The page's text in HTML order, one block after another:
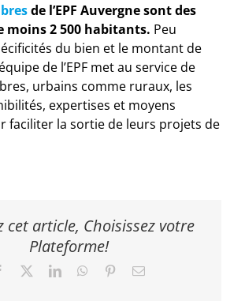
de l’EPF Auvergne sont des
moins 2 500 habitants. Peu
du bien et le montant de
de l’EPF met au service de
urbains comme ruraux, les
expertises et moyens
faciliter la sortie de leurs projets de
cet article, Choisissez votre
Plateforme!
Facebook LinkedInWhatsApp
PinterestEmail